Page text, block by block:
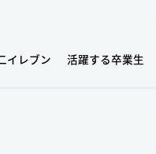
イレブン 活躍する卒業生